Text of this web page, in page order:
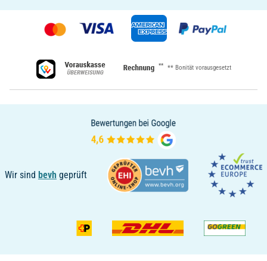
** ** Bonität vorausgesetzt
Wir sind bevh geprüft